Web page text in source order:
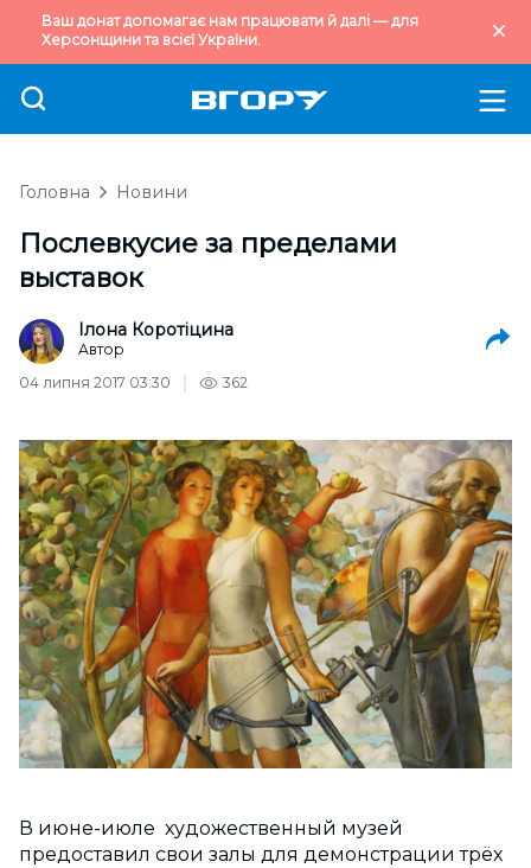
Ваш донат допомагає нам працювати й далі — для
Херсонщини та всієї України.
Головна Новини
Послевкусие за пределами
выставок
Ілона Коротіцина
Автор
04 липня 2017 03:30
362
В июне-июле художественный музей
предоставил свои залы для демонстрации трёх